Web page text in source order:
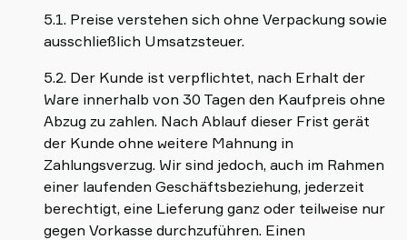
5.1. Preise verstehen sich ohne Verpackung sowie
ausschließlich Umsatzsteuer.
5.2. Der Kunde ist verpflichtet, nach Erhalt der
Ware innerhalb von 30 Tagen den Kaufpreis ohne
Abzug zu zahlen. Nach Ablauf dieser Frist gerät
der Kunde ohne weitere Mahnung in
Zahlungsverzug. Wir sind jedoch, auch im Rahmen
einer laufenden Geschäftsbeziehung, jederzeit
berechtigt, eine Lieferung ganz oder teilweise nur
gegen Vorkasse durchzuführen. Einen